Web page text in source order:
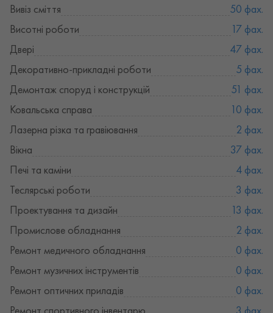
Вивіз сміття
50 фах.
Висотні роботи
17 фах.
Двері
47 фах.
Декоративно-прикладні роботи
5 фах.
Демонтаж споруд і конструкцій
51 фах.
Ковальська справа
10 фах.
Лазерна різка та гравіювання
2 фах.
Вікна
37 фах.
Печі та каміни
4 фах.
Теслярські роботи
3 фах.
Проектування та дизайн
13 фах.
Промислове обладнання
2 фах.
Ремонт медичного обладнання
0 фах.
Ремонт музичних інструментів
0 фах.
Ремонт оптичних приладів
0 фах.